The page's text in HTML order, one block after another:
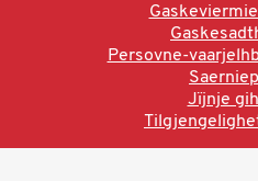
Persovne-
Jïjnje